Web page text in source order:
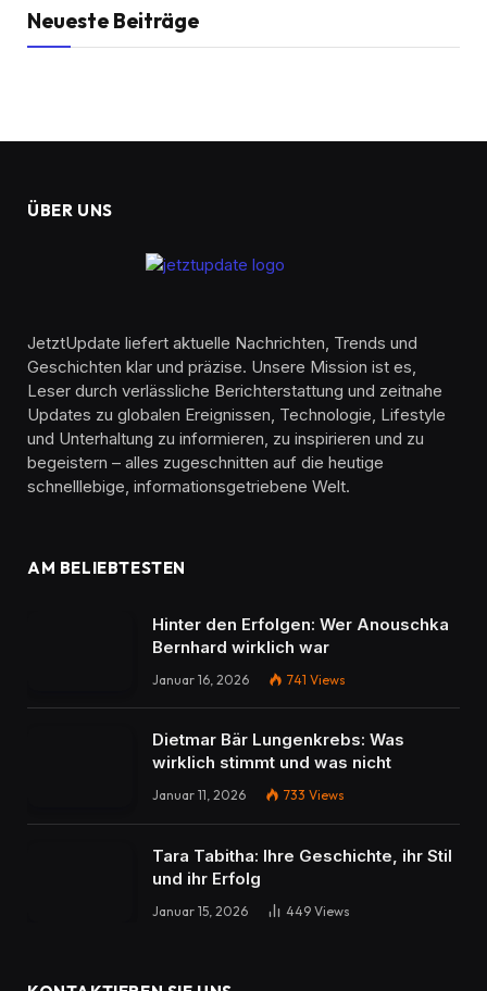
Neueste Beiträge
ÜBER UNS
JetztUpdate liefert aktuelle Nachrichten, Trends und
Geschichten klar und präzise. Unsere Mission ist es,
Leser durch verlässliche Berichterstattung und zeitnahe
Updates zu globalen Ereignissen, Technologie, Lifestyle
und Unterhaltung zu informieren, zu inspirieren und zu
begeistern – alles zugeschnitten auf die heutige
schnelllebige, informationsgetriebene Welt.
AM BELIEBTESTEN
Hinter den Erfolgen: Wer Anouschka
Bernhard wirklich war
Januar 16, 2026 741 Views
Dietmar Bär Lungenkrebs: Was
wirklich stimmt und was nicht
Januar 11, 2026 733 Views
Tara Tabitha: Ihre Geschichte, ihr Stil
und ihr Erfolg
Januar 15, 2026 449 Views